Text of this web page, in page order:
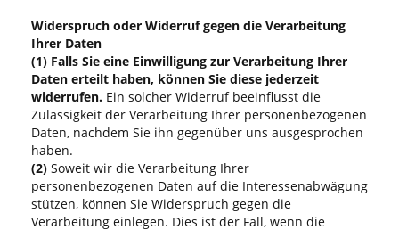
Widerspruch oder Widerruf gegen die Verarbeitung
Ihrer Daten
(1) Falls Sie eine Einwilligung zur Verarbeitung Ihrer
Daten erteilt haben, können Sie diese jederzeit
widerrufen. Ein solcher Widerruf beeinflusst die
Zulässigkeit der Verarbeitung Ihrer personenbezogenen
Daten, nachdem Sie ihn gegenüber uns ausgesprochen
haben.
(2) Soweit wir die Verarbeitung Ihrer
personenbezogenen Daten auf die Interessenabwägung
stützen, können Sie Widerspruch gegen die
Verarbeitung einlegen. Dies ist der Fall, wenn die